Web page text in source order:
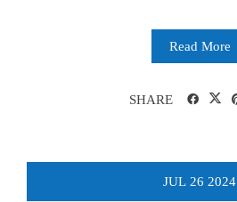
Read More
SHARE
JUL 26 2024